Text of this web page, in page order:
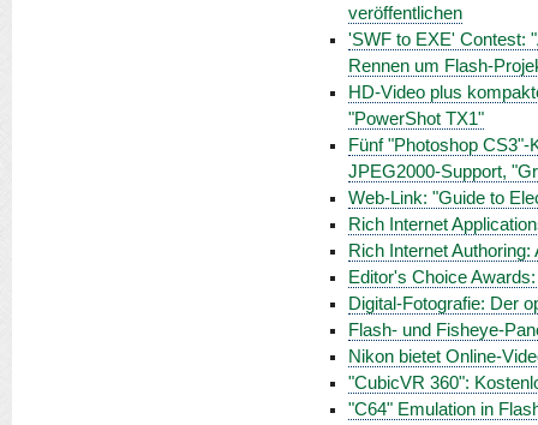
veröffentlichen
'SWF to EXE' Contest:
Rennen um Flash-
HD-Video plus
"PowerShot TX1"
Fünf "Photoshop
JPEG2000-Support,
Web-Link: "Guide to
Rich Internet
Rich Internet
Editor's Choice
Digital-Fotografie: Der
Flash- und Fisheye-
Nikon bietet Online-
"CubicVR 360":
"C64" Emulation in